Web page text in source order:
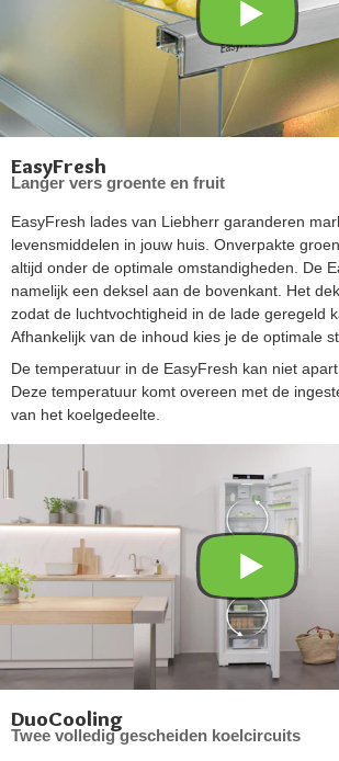
EasyFresh
Langer vers groente en fruit
EasyFresh lades van Liebherr garanderen
levensmiddelen in jouw huis. Onverpakte
altijd onder de optimale omstandigheden. De
namelijk een deksel aan de bovenkant. Het
zodat de luchtvochtigheid in de lade geregeld
Afhankelijk van de inhoud kies je de optimale
De temperatuur in de EasyFresh kan niet
Deze temperatuur komt overeen met de
van het koelgedeelte.
DuoCooling
Twee volledig gescheiden koelcircuits